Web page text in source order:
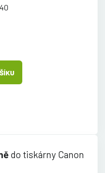
do tiskárny Canon